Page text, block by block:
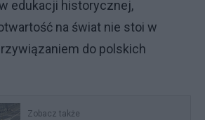
edukacji historycznej,
na świat nie stoi w
do polskich
Zobacz także